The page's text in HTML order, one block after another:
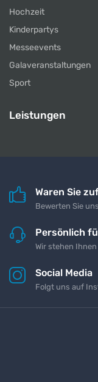
Hochzeit
Kinderpartys
Messeevents
Galaveranstaltungen
Sport
Leistungen
Waren Sie
Bewerten Sie
Persönlich
Wir stehen
Social Media
Folgt uns auf